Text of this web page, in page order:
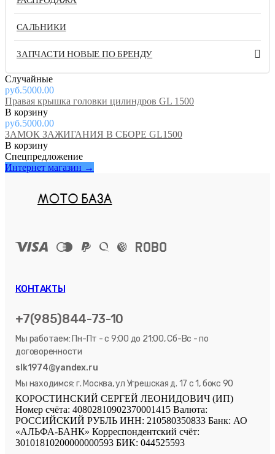
САЛЬНИКИ
ЗАПЧАСТИ НОВЫЕ ПО БРЕНДУ
Случайные
руб.5000.00
Правая крышка головки цилиндров GL 1500
руб.5000.00
ЗАМОК ЗАЖИГАНИЯ В СБОРЕ GL1500
Спецпредложение
Интернет магазин →
КОНТАКТЫ
+7(985)844-73-10
Мы работаем: Пн-Пт - с 9:00 до 21:00, Сб-Вс - по
договоренности
slk1974@yandex.ru
Мы находимся: г. Москва, ул Угрешская д. 17 с 1, бокс 90
КОРОСТИНСКИЙ СЕРГЕЙ ЛЕОНИДОВИЧ (ИП)
Номер счёта: 40802810902370001415 Валюта:
РОССИЙСКИЙ РУБЛЬ ИНН: 210580350833 Банк: АО
«АЛЬФА-БАНК» Корреспондентский счёт:
30101810200000000593 БИК: 044525593